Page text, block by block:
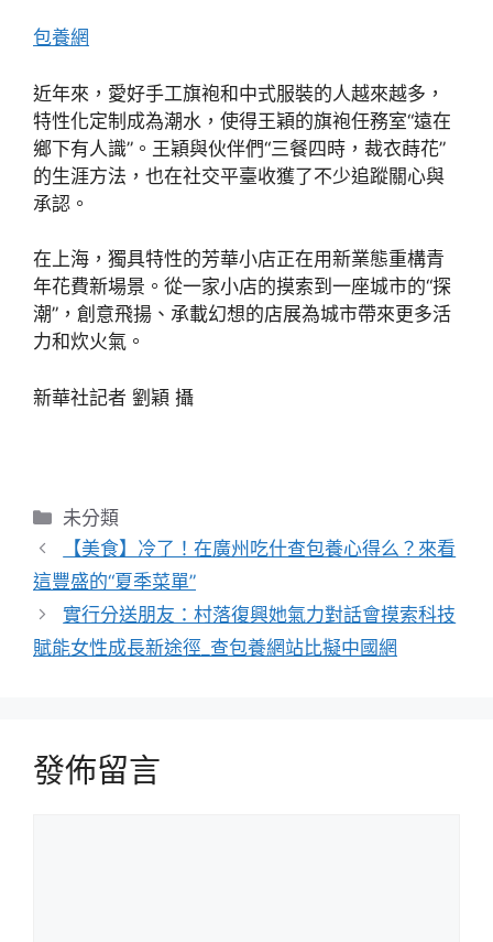
包養網
近年來，愛好手工旗袍和中式服裝的人越來越多，
特性化定制成為潮水，使得王穎的旗袍任務室“遠在
鄉下有人識”。王穎與伙伴們“三餐四時，裁衣蒔花”
的生涯方法，也在社交平臺收獲了不少追蹤關心與
承認。
在上海，獨具特性的芳華小店正在用新業態重構青
年花費新場景。從一家小店的摸索到一座城市的“探
潮”，創意飛揚、承載幻想的店展為城市帶來更多活
力和炊火氣。
新華社記者 劉穎 攝
分
類
未分類
【美食】冷了！在廣州吃什查包養心得么？來看
這豐盛的“夏季菜單”
實行分送朋友：村落復興她氣力對話會摸索科技
賦能女性成長新途徑_查包養網站比擬中國網
發佈留言